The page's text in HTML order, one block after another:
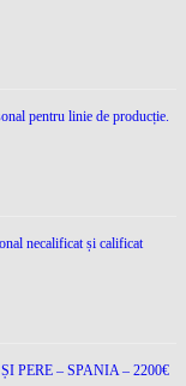
pentru linie de producție.
necalificat și calificat
PERE – SPANIA – 2200€